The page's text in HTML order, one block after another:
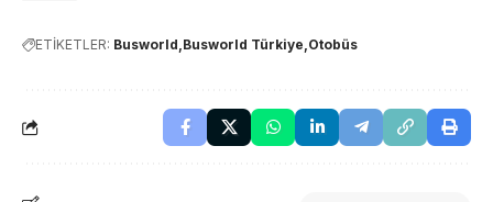
ETİKETLER: Busworld Busworld Türkiye Otobüs